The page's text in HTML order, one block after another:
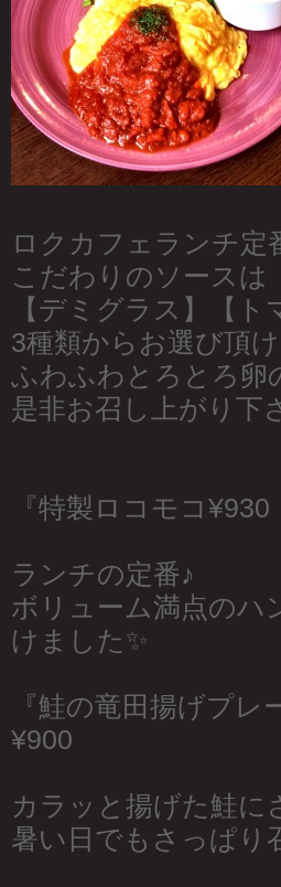
ロクカフェランチ定
こだわりのソースは
【デミグラス】【
3種類からお選び頂
ふわふわとろとろ卵
是非お召し上がり下
『特製ロコモコ¥930
ランチの定番♪
ボリューム満点のハ
けました✨
『鮭の竜田揚げプ
¥900
カラッと揚げた鮭に
暑い日でもさっぱり